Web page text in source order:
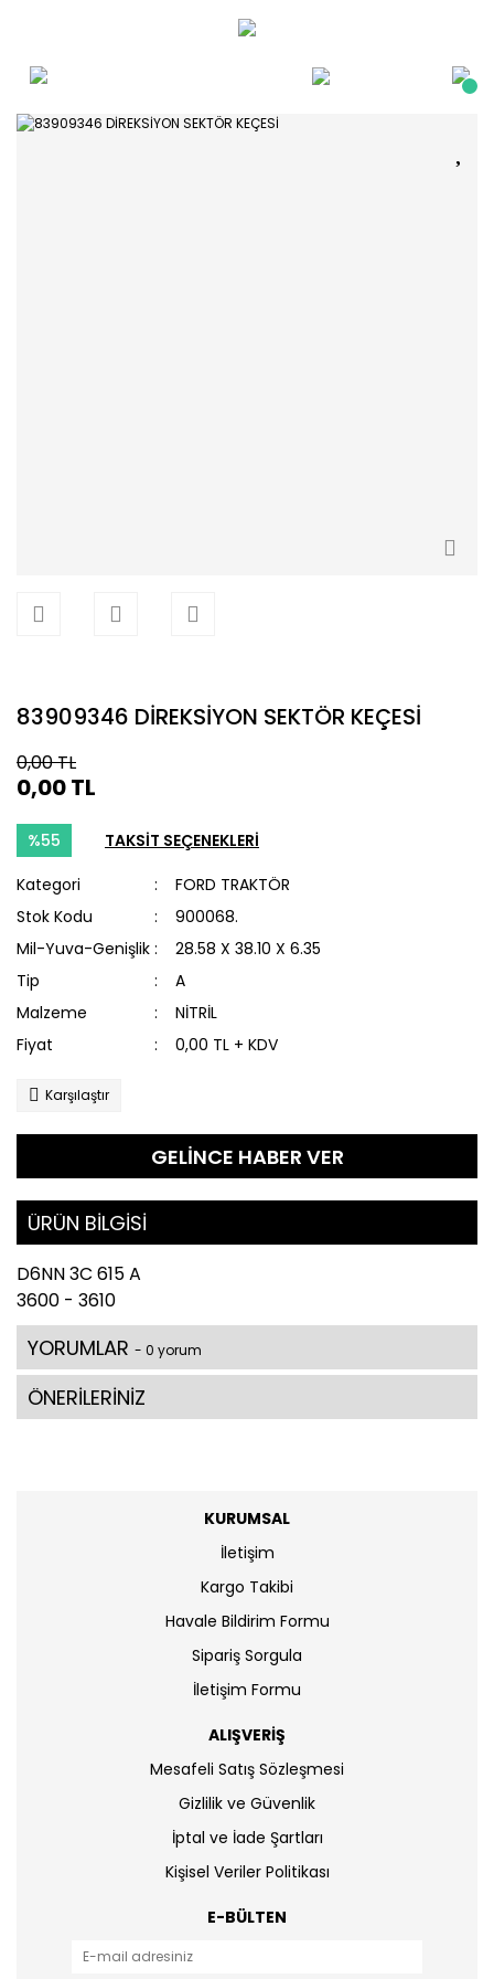
83909346 DİREKSİYON SEKTÖR KEÇESİ
0,00 TL
0,00 TL
%55 TAKSİT SEÇENEKLERİ
Kategori
FORD TRAKTÖR
Stok Kodu
900068.
Mil-Yuva-Genişlik
28.58 X 38.10 X 6.35
Tip
A
Malzeme
NİTRİL
Fiyat
0,00 TL + KDV
Karşılaştır
GELİNCE HABER VER
ÜRÜN BİLGİSİ
D6NN 3C 615 A
3600 - 3610
YORUMLAR - 0 yorum
ÖNERİLERİNİZ
KURUMSAL
İletişim
Kargo Takibi
Havale Bildirim Formu
Sipariş Sorgula
İletişim Formu
ALIŞVERİŞ
Mesafeli Satış Sözleşmesi
Gizlilik ve Güvenlik
İptal ve İade Şartları
Kişisel Veriler Politikası
E-BÜLTEN